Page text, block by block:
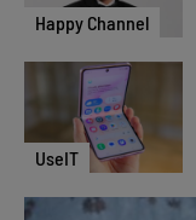
Happy Channel
UseIT